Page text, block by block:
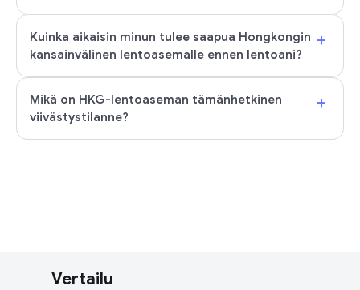
Kuinka aikaisin minun tulee saapua Hongkongin
kansainvälinen lentoasemalle ennen lentoani?
+
Mikä on HKG-lentoaseman tämänhetkinen
viivästystilanne?
+
Vertailu